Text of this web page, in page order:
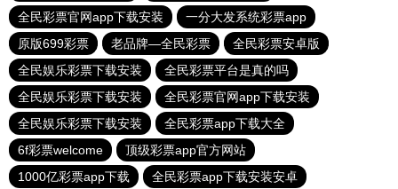
全民彩票官网app下载安装
一分大发系统彩票app
原版699彩票
老品牌—全民彩票
全民彩票安卓版
全民娱乐彩票下载安装
全民彩票平台是真的吗
全民娱乐彩票下载安装
全民彩票官网app下载安装
全民娱乐彩票下载安装
全民彩票app下载大全
6f彩票welcome
顶级彩票app官方网站
1000亿彩票app下载
全民彩票app下载安装安卓